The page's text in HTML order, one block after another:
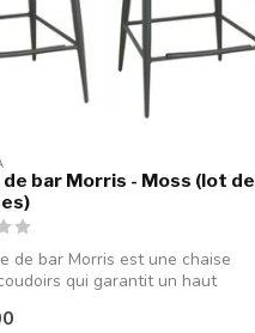
de bar Morris - Moss (lot de
de bar Morris est une chaise
qui garantit un haut